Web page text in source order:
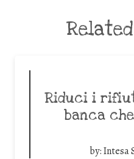
Riduci i
banca
by:Intesa